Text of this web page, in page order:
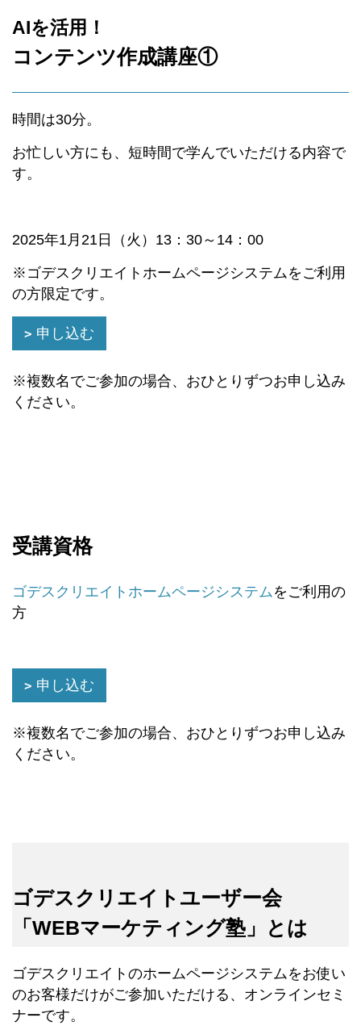
AIを活用！
コンテンツ作成講座①
時間は30分。
お忙しい方にも、短時間で学んでいただける内容で
す。
2025年1月21日（火）13：30～14：00
※ゴデスクリエイトホームページシステムをご利用
の方限定です。
申し込む
※複数名でご参加の場合、おひとりずつお申し込み
ください。
受講資格
ゴデスクリエイトホームページシステムをご利用の
方
申し込む
※複数名でご参加の場合、おひとりずつお申し込み
ください。
ゴデスクリエイトユーザー会
「WEBマーケティング塾」とは
ゴデスクリエイトのホームページシステムをお使い
のお客様だけがご参加いただける、オンラインセミ
ナーです。